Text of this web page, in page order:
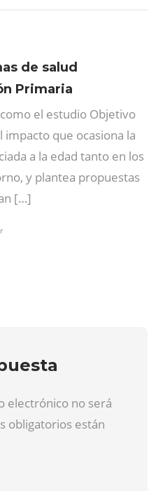
de salud
Primaria
el estudio Objetivo
impacto que ocasiona la
a la edad tanto en los
y plantea propuestas
[…]
electrónico no será
obligatorios están